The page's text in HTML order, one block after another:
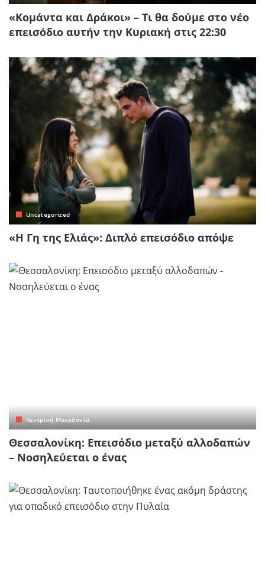
«Κομάντα και Δράκοι» – Τι θα δούμε στο νέο
επεισόδιο αυτήν την Κυριακή στις 22:30
Uncategorized
«Η Γη της Ελιάς»: Διπλό επεισόδιο απόψε
Κεντρική Μακεδονία
Θεσσαλονίκη: Επεισόδιο μεταξύ αλλοδαπών
– Νοσηλεύεται ο ένας